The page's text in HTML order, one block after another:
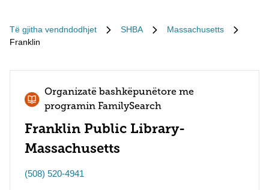
Të gjitha vendndodhjet SHBA
Massachusetts
Franklin
Organizatë bashkëpunëtore me
programin FamilySearch
Franklin Public Library-
Massachusetts
(508) 520-4941